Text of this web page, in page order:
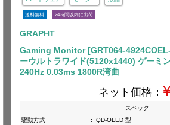
送料無料 24時間以内に出荷
GRAPHT
Gaming Monitor [GRT064-
ーウルトラワイド(5120x1440) ゲーミ
240Hz 0.03ms 1800R湾曲
ネット価格：
スペック
駆動方式
:
QD-OLED 型